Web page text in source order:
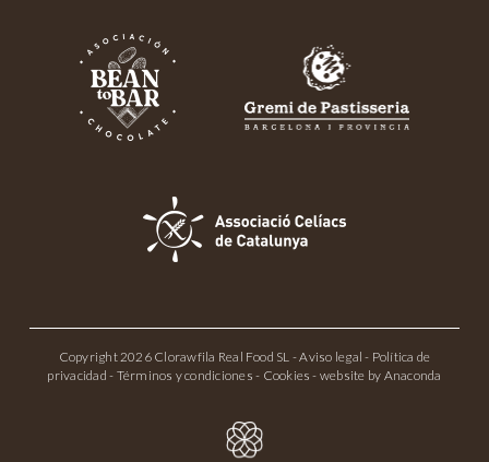
Copyright 2026 Clorawfila Real Food SL -Aviso legal - Política de
privacidad - Términos y condiciones - Cookies - website by Anaconda